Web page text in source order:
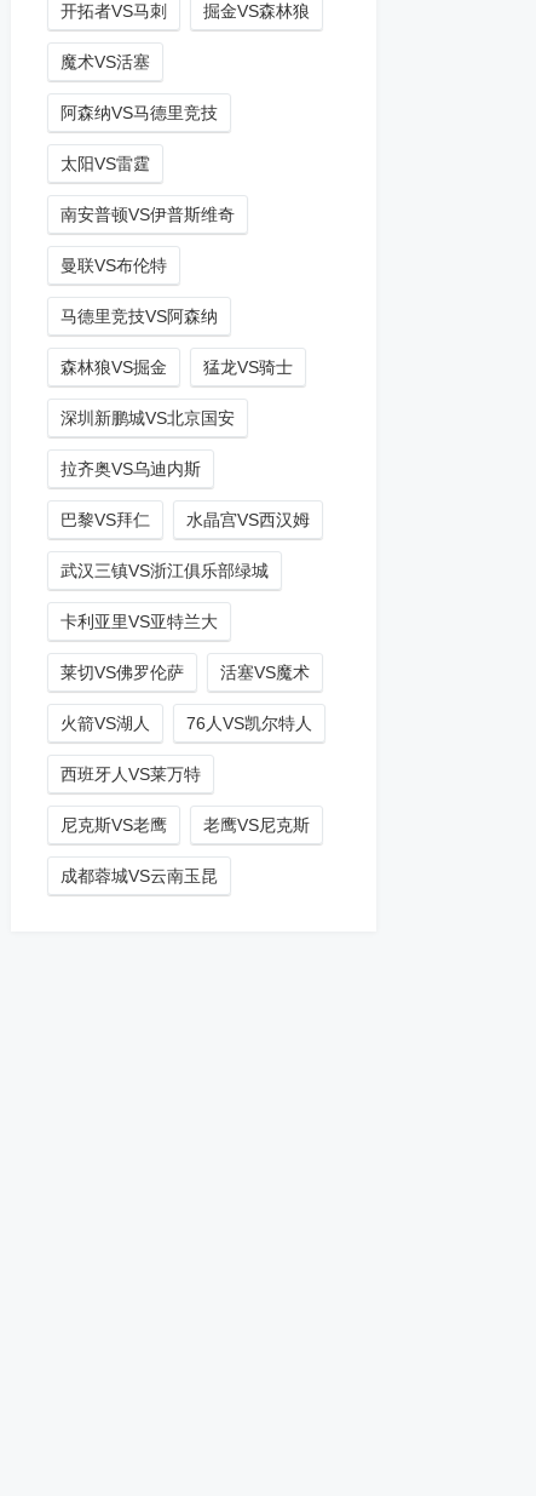
开拓者VS马刺 掘金VS森林狼
魔术VS活塞
阿森纳VS马德里竞技
太阳VS雷霆
南安普顿VS伊普斯维奇
曼联VS布伦特
马德里竞技VS阿森纳
森林狼VS掘金 猛龙VS骑士
深圳新鹏城VS北京国安
拉齐奥VS乌迪内斯
巴黎VS拜仁 水晶宫VS西汉姆
武汉三镇VS浙江俱乐部绿城
卡利亚里VS亚特兰大
莱切VS佛罗伦萨 活塞VS魔术
火箭VS湖人 76人VS凯尔特人
西班牙人VS莱万特
尼克斯VS老鹰 老鹰VS尼克斯
成都蓉城VS云南玉昆